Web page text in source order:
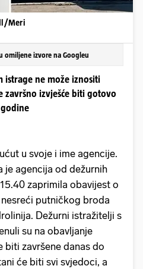
Meri
omiljene izvore na Googleu
istrage ne može iznositi
završno izvješće biti gotovo
u svoje i ime agencije.
je agencija od dežurnih
zaprimila obavijest o
putničkog broda
Dežurni istražitelji s
su na obavljanje
biti završene danas do
će biti svi svjedoci, a